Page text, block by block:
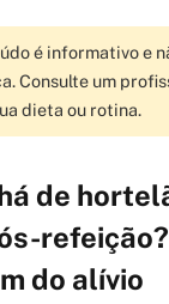
é informativo e
Consulte um
dieta ou rotina.
de
do alívio